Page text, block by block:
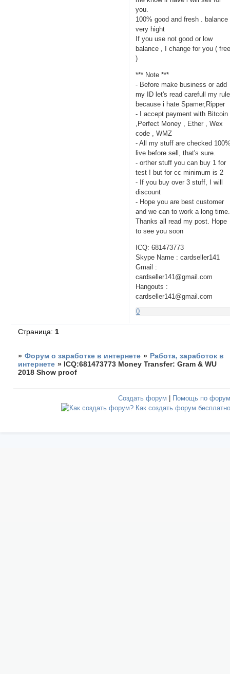
you.
100% good and fresh . balance
very hight
If you use not good or low
balance , I change for you (
)
*** Note ***
- Before make business or add
my ID let's read carefull my rule
because i hate Spamer,Ripper
- I accept payment with Bitcoin
,Perfect Money , Ether , Wex
code , WMZ
- All my stuff are checked
live before sell, that's sure.
- orther stuff you can buy 1 for
test ! but for cc minimum is 2
- If you buy over 3 stuff, I will
discount
- Hope you are best customer
and we can to work a long time.
Thanks all read my post. Hope
to see you soon
ICQ: 681473773
Skype Name : cardseller141
Gmail :
cardseller141@gmail.com
Hangouts :
cardseller141@gmail.com
0
Страница: 1
» Форум о заработке в интернете » Работа, заработок в
интернете » ICQ:681473773 Money Transfer: Gram & WU
2018 Show proof
Создать форум Помощь по